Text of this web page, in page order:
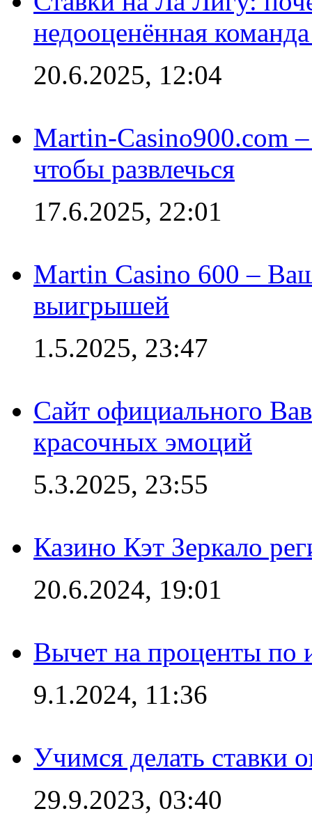
недооценённая
20.6.2025, 12:04
Martin-Casino900.com
чтобы развлечься
17.6.2025, 22:01
Martin Casino 600 –
выигрышей
1.5.2025, 23:47
Сайт официального
красочных эмоций
5.3.2025, 23:55
Казино Кэт Зеркало
20.6.2024, 19:01
Вычет на проценты по
9.1.2024, 11:36
Учимся делать ставки
29.9.2023, 03:40